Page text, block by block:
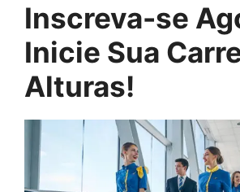
Inscreva-se
Inicie Sua
Alturas!